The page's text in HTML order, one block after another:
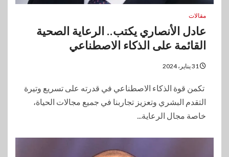
مقالات
عادل الأنصاري يكتب.. الرعاية الصحية
القائمة على الذكاء الاصطناعي
تكمن قوة الذكاء الاصطناعي في قدرته على تسريع وتيرة
التقدم البشري وتعزيز تجاربنا في جميع مجالات الحياة،
خاصة مجال الرعاية...